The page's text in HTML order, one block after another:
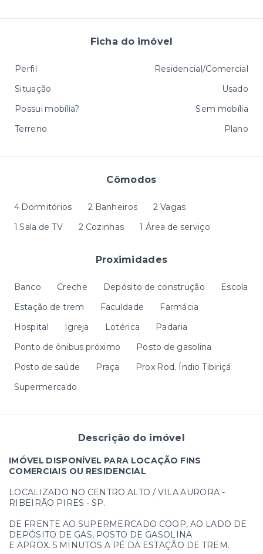
Cômodos
4 Dormitórios 2 Banheiros
2 Vagas
1 Sala de TV
2 Cozinhas 1 Área de serviço
Proximidades
Banco Creche Depósito de construção
Escola
Estação de trem
Faculdade
Farmácia
Hospital
Igreja Lotérica
Padaria
Ponto de ônibus próximo
Posto de gasolina
Posto de saúde
Praça
Prox Rod. Índio Tibiriçá
Supermercado
Descrição do imóvel
IMÓVEL DISPONÍVEL PARA LOCAÇÃO FINS
COMERCIAIS OU RESIDENCIAL
LOCALIZADO NO CENTRO ALTO / VILA AURORA -
RIBEIRÃO PIRES - SP.
DE FRENTE AO SUPERMERCADO COOP, AO LADO DE
DEPÓSITO DE GAS, POSTO DE GASOLINA
E APROX. 5 MINUTOS A PÉ DA ESTAÇÃO DE TREM.
Ficha do imóvel
Perfil
Residencial/Comercial
Situação
Usado
Possui mobília?
Sem mobília
Terreno
Plano